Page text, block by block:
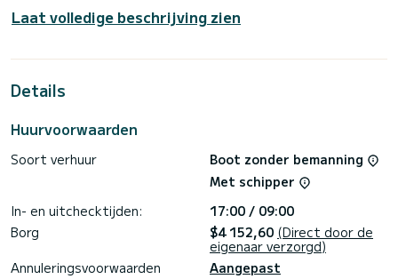
De catamaran is 13 meter lang met 45 pk. De 5 hutten
bieden plaats aan 9 passagiers tijdens het cruisen.
Voor uw comfort heeft Nirvana 5 toiletten met een douche
Deze boot is uitgerust met een Full batten mainsail en een
SamBoat afgehandeld. Via het platform krijgt u de beste
Laat volledige beschrijving zien
Details
Huurvoorwaarden
Soort verhuur
Boot zonder bemanning
Met schipper
In- en uitchecktijden:
17:00 / 09:00
Borg
$4 152,60 (Direct door de
eigenaar verzorgd)
Annuleringsvoorwaarden
Aangepast